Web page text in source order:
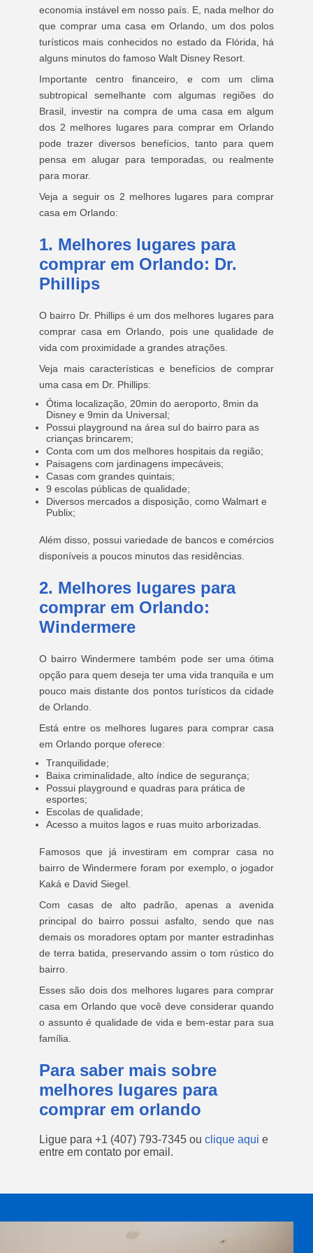
economia instável em nosso país. E, nada melhor do
que comprar uma casa em Orlando, um dos polos
turísticos mais conhecidos no estado da Flórida, há
alguns minutos do famoso Walt Disney Resort.
Importante centro financeiro, e com um clima
subtropical semelhante com algumas regiões do
Brasil, investir na compra de uma casa em algum
dos 2 melhores lugares para comprar em Orlando
pode trazer diversos benefícios, tanto para quem
pensa em alugar para temporadas, ou realmente
para morar.
Veja a seguir os 2 melhores lugares para comprar
casa em Orlando:
1. Melhores lugares para
comprar em Orlando: Dr.
Phillips
O bairro Dr. Phillips é um dos melhores lugares para
comprar casa em Orlando, pois une qualidade de
vida com proximidade a grandes atrações.
Veja mais características e benefícios de comprar
uma casa em Dr. Phillips:
Ótima localização, 20min do aeroporto, 8min da
Disney e 9min da Universal;
Possui playground na área sul do bairro para as
crianças brincarem;
Conta com um dos melhores hospitais da região;
Paisagens com jardinagens impecáveis;
Casas com grandes quintais;
9 escolas públicas de qualidade;
Diversos mercados a disposição, como Walmart e
Publix;
Além disso, possui variedade de bancos e comércios
disponíveis a poucos minutos das residências.
2. Melhores lugares para
comprar em Orlando:
Windermere
O bairro Windermere também pode ser uma ótima
opção para quem deseja ter uma vida tranquila e um
pouco mais distante dos pontos turísticos da cidade
de Orlando.
Está entre os melhores lugares para comprar casa
em Orlando porque oferece:
Tranquilidade;
Baixa criminalidade, alto índice de segurança;
Possui playground e quadras para prática de
esportes;
Escolas de qualidade;
Acesso a muitos lagos e ruas muito arborizadas.
Famosos que já investiram em comprar casa no
bairro de Windermere foram por exemplo, o jogador
Kaká e David Siegel.
Com casas de alto padrão, apenas a avenida
principal do bairro possui asfalto, sendo que nas
demais os moradores optam por manter estradinhas
de terra batida, preservando assim o tom rústico do
bairro.
Esses são dois dos melhores lugares para comprar
casa em Orlando que você deve considerar quando
o assunto é qualidade de vida e bem-estar para sua
família.
Para saber mais sobre
melhores lugares para
comprar em orlando
Ligue para +1 (407) 793-7345 ou clique aqui e
entre em contato por email.